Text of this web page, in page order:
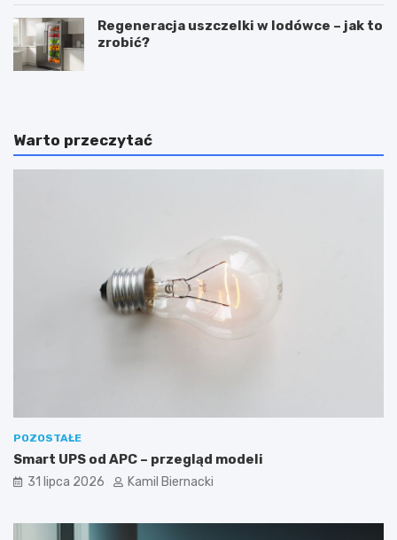
Regeneracja uszczelki w lodówce – jak to
zrobić?
Warto przeczytać
POZOSTAŁE
Smart UPS od APC – przegląd modeli
31 lipca 2026 Kamil Biernacki